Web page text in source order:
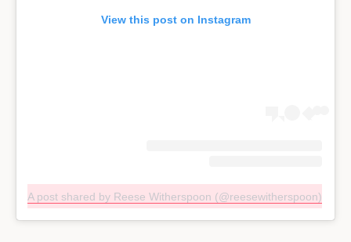
View this post on Instagram
A post shared by Reese Witherspoon (@reesewitherspoon)